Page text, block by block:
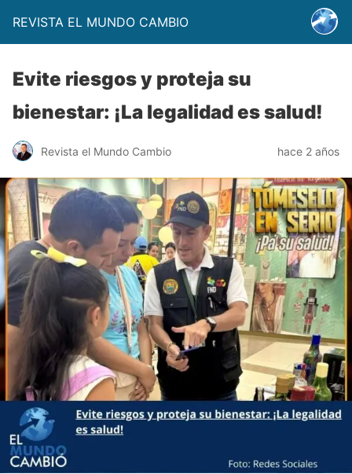
REVISTA EL MUNDO CAMBIO
Evite riesgos y proteja su
bienestar: ¡La legalidad es salud!
Revista el Mundo Cambio hace 2 años